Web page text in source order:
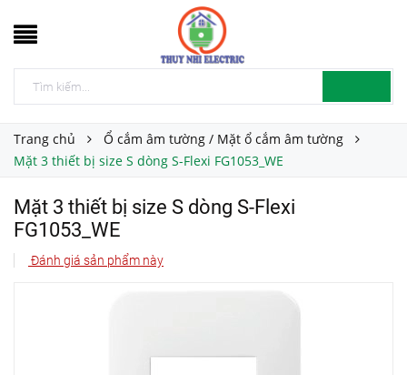
Trang chủ
Ổ cắm âm tường / Mặt ổ cắm âm tường
Mặt 3 thiết bị size S dòng S-Flexi FG1053_WE
Mặt 3 thiết bị size S dòng S-Flexi
FG1053_WE
Đánh giá sản phẩm này